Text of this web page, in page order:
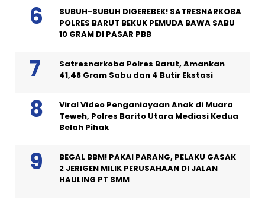
SUBUH-SUBUH DIGEREBEK! SATRESNARKOBA
POLRES BARUT BEKUK PEMUDA BAWA SABU
10 GRAM DI PASAR PBB
Satresnarkoba Polres Barut, Amankan
41,48 Gram Sabu dan 4 Butir Ekstasi
Viral Video Penganiayaan Anak di Muara
Teweh, Polres Barito Utara Mediasi Kedua
Belah Pihak
BEGAL BBM! PAKAI PARANG, PELAKU GASAK
2 JERIGEN MILIK PERUSAHAAN DI JALAN
HAULING PT SMM